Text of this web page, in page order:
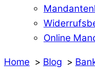
Online
Home Blog